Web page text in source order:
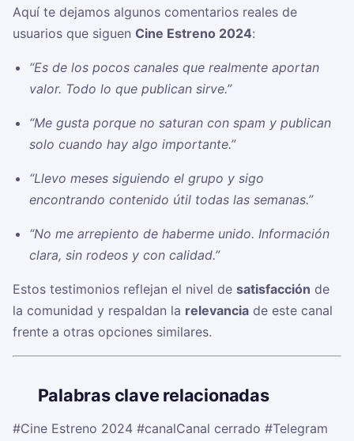
Aquí te dejamos algunos comentarios reales de
usuarios que siguen Cine Estreno 2024:
“Es de los pocos canales que realmente aportan
valor. Todo lo que publican sirve.”
“Me gusta porque no saturan con spam y publican
solo cuando hay algo importante.”
“Llevo meses siguiendo el grupo y sigo
encontrando contenido útil todas las semanas.”
“No me arrepiento de haberme unido. Información
clara, sin rodeos y con calidad.”
Estos testimonios reflejan el nivel de satisfacción de
la comunidad y respaldan la relevancia de este canal
frente a otras opciones similares.
Palabras clave relacionadas
#Cine Estreno 2024 #canalCanal cerrado #Telegram